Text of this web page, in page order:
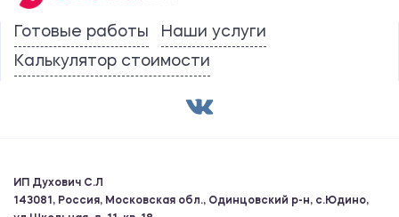
Готовые работы
Наши услуги
Калькулятор стоимости
ИП Духович С.Л
143081, Россия, Московская обл., Одинцовский р-н, с.Юдино,